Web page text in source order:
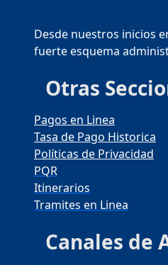
Desde nuestros inicios
fuerte esquema
Otras
Pagos en Linea
Tasa de Pago Historica
Políticas de Privacidad
PQR
Itinerarios
Tramites en Linea
Canales de